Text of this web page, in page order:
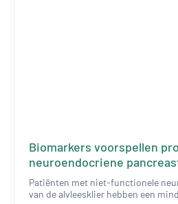
Biomarkers voorspellen
neuroendocriene
Patiënten met niet-functionele
van de alvleesklier hebben een